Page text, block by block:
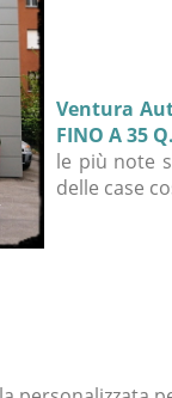
Ventura
FINO A 35
le più note
delle case